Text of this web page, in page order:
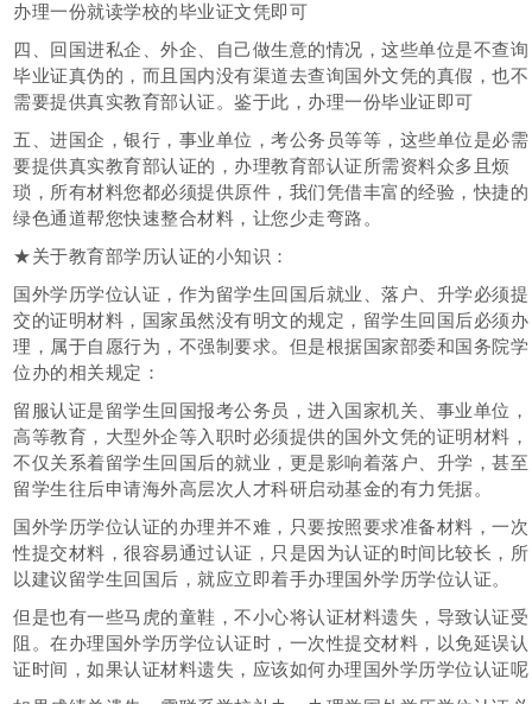
办理一份就读学校的毕业证文凭即可
四、回国进私企、外企、自己做生意的情况，这些单位是不查询
毕业证真伪的，而且国内没有渠道去查询国外文凭的真假，也不
需要提供真实教育部认证。鉴于此，办理一份毕业证即可
五、进国企，银行，事业单位，考公务员等等，这些单位是必需
要提供真实教育部认证的，办理教育部认证所需资料众多且烦
琐，所有材料您都必须提供原件，我们凭借丰富的经验，快捷的
绿色通道帮您快速整合材料，让您少走弯路。
★关于教育部学历认证的小知识：
国外学历学位认证，作为留学生回国后就业、落户、升学必须提
交的证明材料，国家虽然没有明文的规定，留学生回国后必须办
理，属于自愿行为，不强制要求。但是根据国家部委和国务院学
位办的相关规定：
留服认证是留学生回国报考公务员，进入国家机关、事业单位，
高等教育，大型外企等入职时必须提供的国外文凭的证明材料，
不仅关系着留学生回国后的就业，更是影响着落户、升学，甚至
留学生往后申请海外高层次人才科研启动基金的有力凭据。
国外学历学位认证的办理并不难，只要按照要求准备材料，一次
性提交材料，很容易通过认证，只是因为认证的时间比较长，所
以建议留学生回国后，就应立即着手办理国外学历学位认证。
但是也有一些马虎的童鞋，不小心将认证材料遗失，导致认证受
阻。在办理国外学历学位认证时，一次性提交材料，以免延误认
证时间，如果认证材料遗失，应该如何办理国外学历学位认证呢